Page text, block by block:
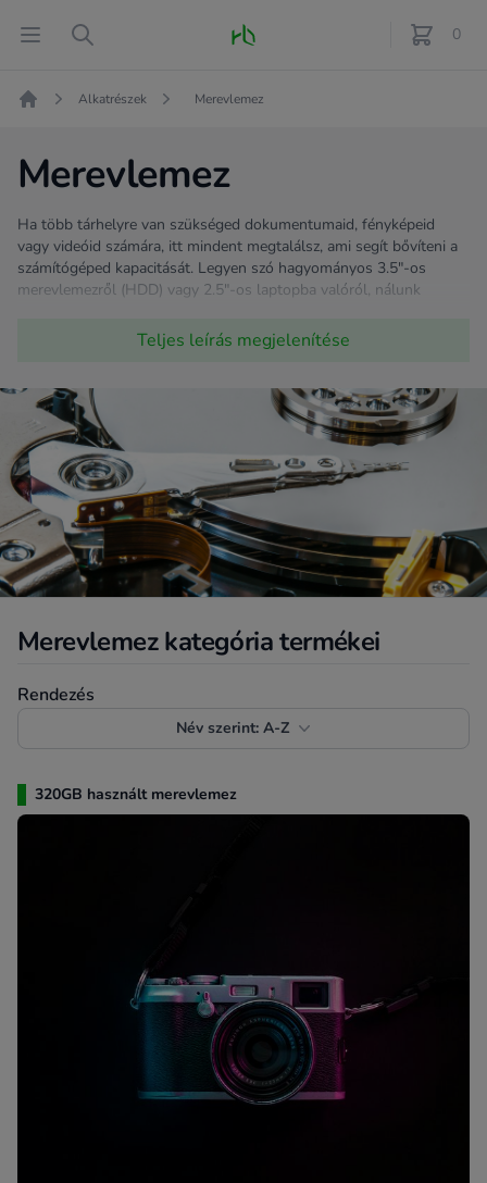
Open menu
Search Fő oldal 0
féle
Alkatrészek Merevlemez
Merevlemez
Ha több tárhelyre van szükséged dokumentumaid, fényképeid
vagy videóid számára, itt mindent megtalálsz, ami segít bővíteni a
számítógéped kapacitását. Legyen szó hagyományos 3.5"-os
merevlemezről (HDD) vagy 2.5"-os laptopba valóról, nálunk
Böngéssz termékeink között, és bővítsd számítógéped tárhelyét
ügyfélszolgálatunkat, akik mindig készséggel válaszolnak
tárhellyel kapcsolatos kérdéseidre is. Válaszd a minőséget és a
megbízhatóságot, hogy az adataid mindig biztonságban legyenek!
Teljes leírás megjelenítése
Merevlemez kategória termékei
Termékek rendezése
Rendezés
Név szerint: A-Z
320GB használt merevlemez